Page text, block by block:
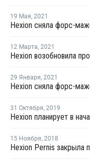
19 Мая, 2021
Hexion сняла форс-
12 Марта, 2021
Hexion возобновила
29 Января, 2021
Hexion сняла форс-
31 Октября, 2019
15 Ноября, 2018
Hexion Pernis закрыла